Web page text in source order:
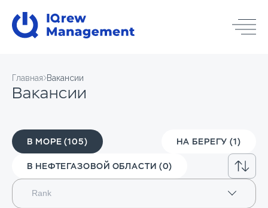
Главная Вакансии
Вакансии
В МОРЕ (105) НА БЕРЕГУ (1)
В НЕФТЕГАЗОВОЙ ОБЛАСТИ (0)